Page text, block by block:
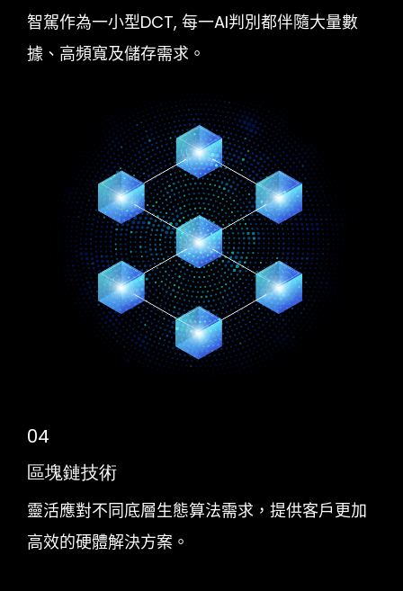
智駕作為一小型DCT, 每一AI判別都伴隨大量數
據、高頻寬及儲存需求。
04
區塊鏈技術
靈活應對不同底層生態算法需求，提供客戶更加
高效的硬體解決方案。